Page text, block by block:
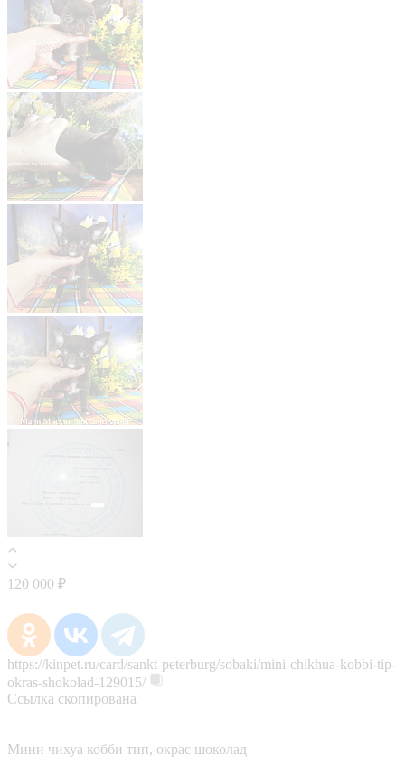
120 000 ₽
https://kinpet.ru/card/sankt-peterburg/sobaki/mini-chikhua-kobbi-tip-
okras-shokolad-129015/
Ссылка скопирована
Мини чихуа кобби тип, окрас шоколад